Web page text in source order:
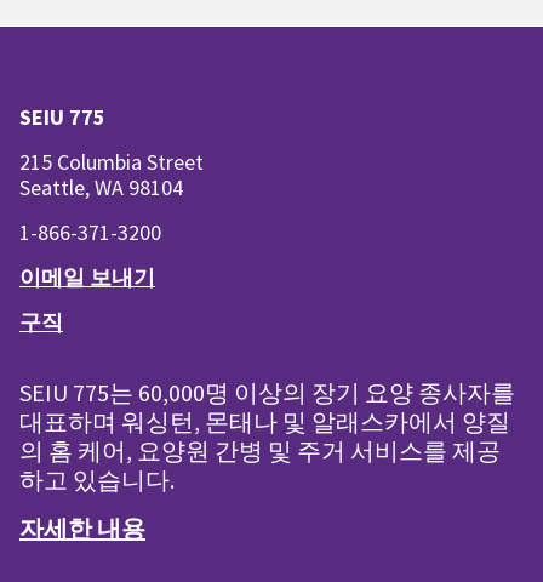
SEIU 775
215 Columbia Street
Seattle, WA 98104
1-866-371-3200
이메일 보내기
구직
SEIU 775는 60,000명 이상의 장기 요양 종사자를
대표하며 워싱턴, 몬태나 및 알래스카에서 양질
의 홈 케어, 요양원 간병 및 주거 서비스를 제공
하고 있습니다.
자세한 내용